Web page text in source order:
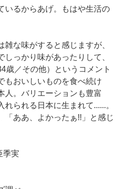
いるからあげ。もはや生活の
雑な味がすると感じますが、
っかり味があったりして、
歳／その他）というコメント
もおいしいものを食べ続け
人。バリエーションも豊富
られる日本に生まれて......。
「ああ、よかったぁ!!」と感じ
季実